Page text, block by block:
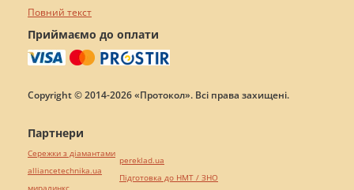
Повний текст
Приймаємо до оплати
Copyright © 2014-2026 «Протокол». Всі права захищені.
Партнери
Сережки з діамантами
alliancetechnika.ua
pereklad.ua
Підготовка до НМТ / ЗНО